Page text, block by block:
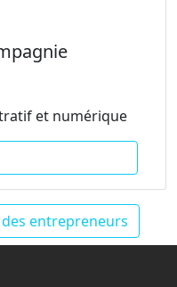
et numérique
entrepreneurs